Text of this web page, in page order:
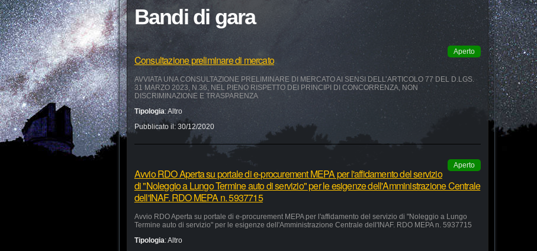
Bandi di gara
Aperto
Consultazione preliminare di mercato
AVVIATA UNA CONSULTAZIONE PRELIMINARE DI MERCATO AI SENSI DELL’ARTICOLO 77 DEL D.LGS.
31 MARZO 2023, N.36, NEL PIENO RISPETTO DEI PRINCIPI DI CONCORRENZA, NON
DISCRIMINAZIONE E TRASPARENZA
Tipologia:Altro
Pubblicato il: 30/12/2020
Aperto
Avvio RDO Aperta su portale di e-procurement MEPA per l'affidamento del servizio
di "Noleggio a Lungo Termine auto di servizio" per le esigenze dell'Amministrazione Centrale
dell'INAF. RDO MEPA n. 5937715
Avvio RDO Aperta su portale di e-procurement MEPA per l'affidamento del servizio di "Noleggio a Lungo
Termine auto di servizio" per le esigenze dell'Amministrazione Centrale dell'INAF. RDO MEPA n. 5937715
Tipologia:Altro